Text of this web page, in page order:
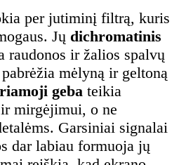
per jutiminį filtrą, kuris
Jų dichromatinis
raudonos ir žalios spalvų
mėlyną ir geltoną
geba teikia
mirgėjimui, o ne
Garsiniai signalai
dar labiau formuoja jų